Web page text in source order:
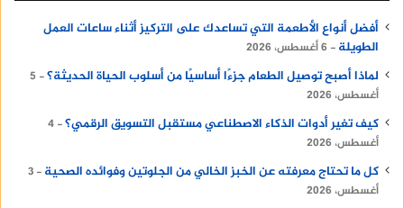
أفضل أنواع الأطعمة التي تساعدك على التركيز أثناء ساعات العمل
الطويلة
6 أغسطس، 2026
لماذا أصبح توصيل الطعام جزءًا أساسيًا من أسلوب الحياة الحديثة؟
5
أغسطس، 2026
كيف تغير أدوات الذكاء الاصطناعي مستقبل التسويق الرقمي؟ 4
أغسطس، 2026
كل ما تحتاج معرفته عن الخبز الخالي من الجلوتين وفوائده الصحية
3
أغسطس، 2026